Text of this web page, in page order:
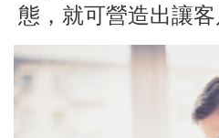
態，就可營造出讓